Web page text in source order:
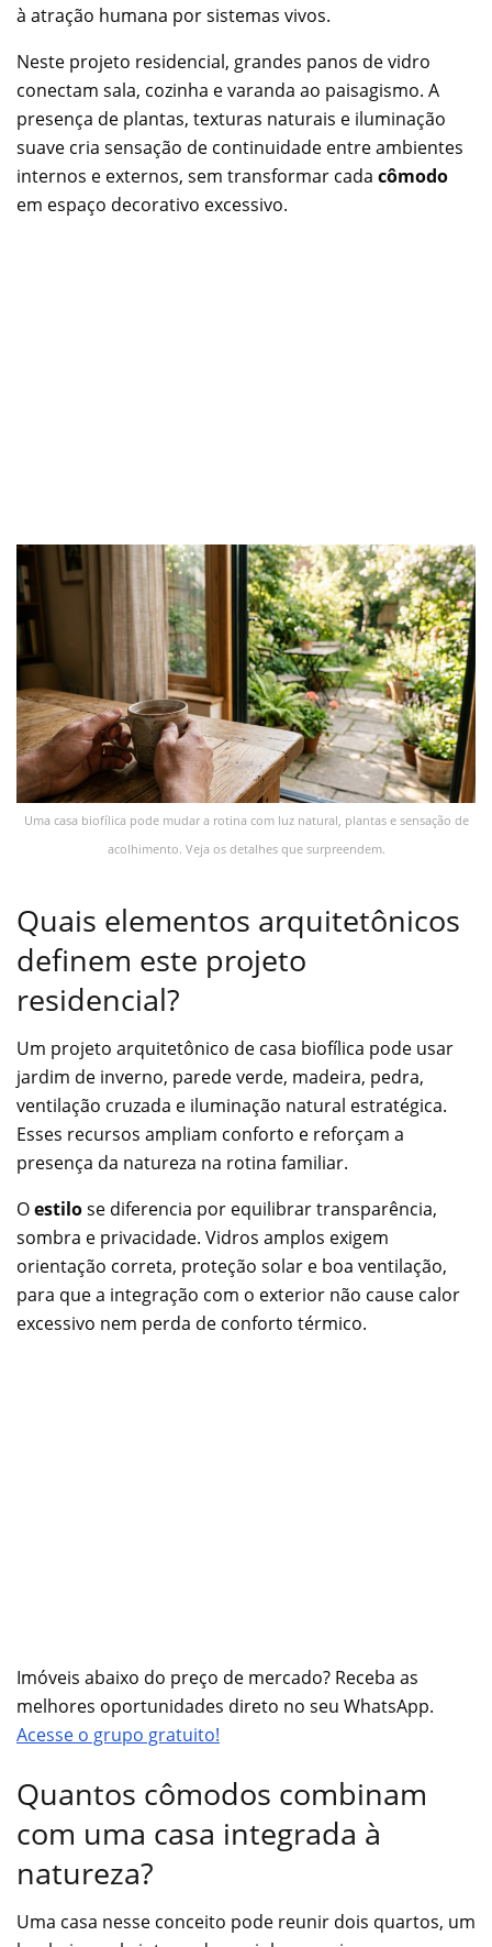
à atração humana por sistemas vivos.
Neste projeto residencial, grandes panos de vidro
conectam sala, cozinha e varanda ao paisagismo. A
presença de plantas, texturas naturais e iluminação
suave cria sensação de continuidade entre ambientes
internos e externos, sem transformar cada cômodo
em espaço decorativo excessivo.
Uma casa biofílica pode mudar a rotina com luz natural, plantas e sensação de
acolhimento. Veja os detalhes que surpreendem.
Quais elementos arquitetônicos
definem este projeto
residencial?
Um projeto arquitetônico de casa biofílica pode usar
jardim de inverno, parede verde, madeira, pedra,
ventilação cruzada e iluminação natural estratégica.
Esses recursos ampliam conforto e reforçam a
presença da natureza na rotina familiar.
Oestilose diferencia por equilibrar transparência,
sombra e privacidade. Vidros amplos exigem
orientação correta, proteção solar e boa ventilação,
para que a integração com o exterior não cause calor
excessivo nem perda de conforto térmico.
Imóveis abaixo do preço de mercado? Receba as
melhores oportunidades direto no seu WhatsApp.
Acesse o grupo gratuito!
Quantos cômodos combinam
com uma casa integrada à
natureza?
Uma casa nesse conceito pode reunir dois quartos, um